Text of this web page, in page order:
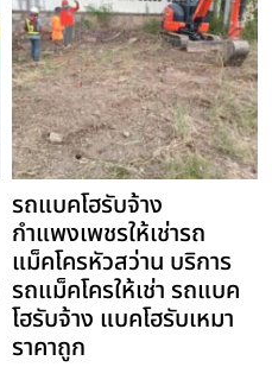
รถแบคโฮรับจ้าง
กำแพงเพชรให้เช่ารถ
แม็คโครหัวสว่าน บริการ
รถแม็คโครให้เช่า รถแบค
โฮรับจ้าง แบคโฮรับเหมา
ราคาถูก